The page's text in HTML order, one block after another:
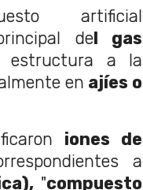
artificial
del gas
a la
en ajíes o
iones de
a
"compuesto